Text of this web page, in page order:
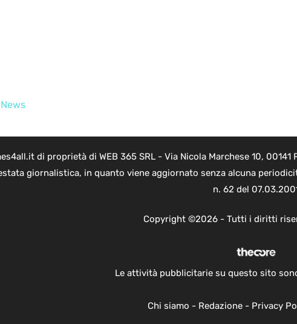
News
di proprietà di WEB 365 SRL - Via Nicola Marchese 10,
giornalistica, in quanto viene aggiornato senza alcuna
n. 62 del
Copyright ©2026 - Tutti i diritti
Le attività pubblicitarie su questo sito
Chi siamo - Redazione- Privacy